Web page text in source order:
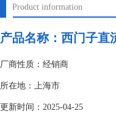
Product information
产品名称： 西门子直
厂商性质：经销商
所在地：上海市
更新时间：2025-04-25